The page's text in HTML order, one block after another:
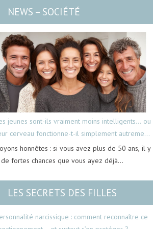
NEWS – SOCIÉTÉ
jeunes sont-ils vraiment moins intelligents… ou
cerveau fonctionne-t-il simplement autrement
honnêtes : si vous avez plus de 50 ans, il y
de fortes chances que vous ayez déjà…
LES SECRETS DES FILLES
narcissique : comment reconnaître ce